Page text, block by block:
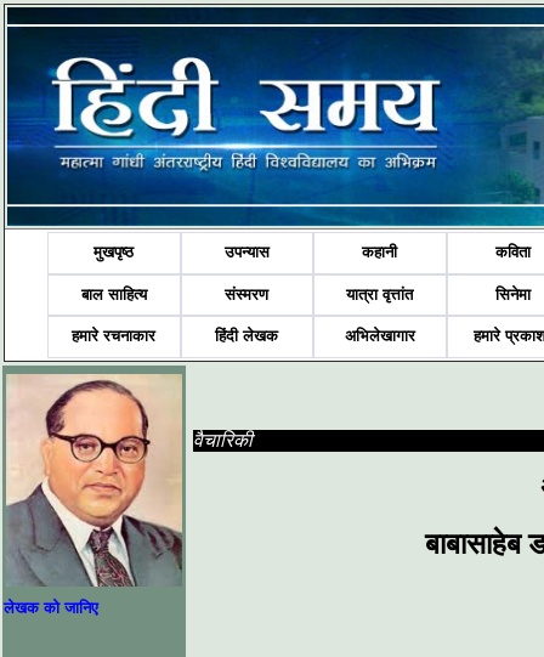
मुखपृष्ठ उपन्यास कहानी कविता
बाल साहित्य संस्मरण यात्रा वृत्तांत सिनेमा
हमारे रचनाकार हिंदी लेखक अभिलेखागार हमारे
लेखक को जानिए
वैचारिकी